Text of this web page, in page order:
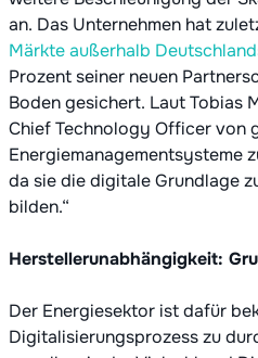
an. Das Unternehmen hat
Märkte außerhalb
Prozent seiner neuen
Boden gesichert. Laut Tobias
Chief Technology Officer von
Energiemanagementsysteme
da sie die digitale Grundlage
bilden.“
Herstellerunabhängigkeit:
Der Energiesektor ist dafür
Digitalisierungsprozess zu